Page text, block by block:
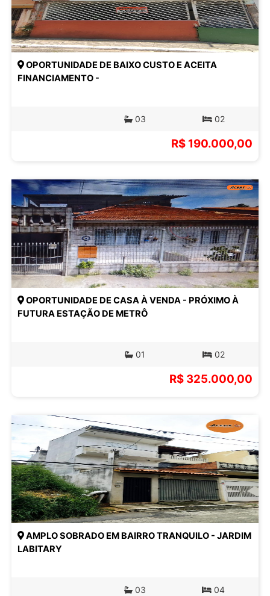
OPORTUNIDADE DE BAIXO CUSTO E ACEITA
FINANCIAMENTO -
03 02
R$ 190.000,00
OPORTUNIDADE DE CASA À VENDA - PRÓXIMO À
FUTURA ESTAÇÃO DE METRÔ
01 02
R$ 325.000,00
AMPLO SOBRADO EM BAIRRO TRANQUILO - JARDIM
LABITARY
03 04